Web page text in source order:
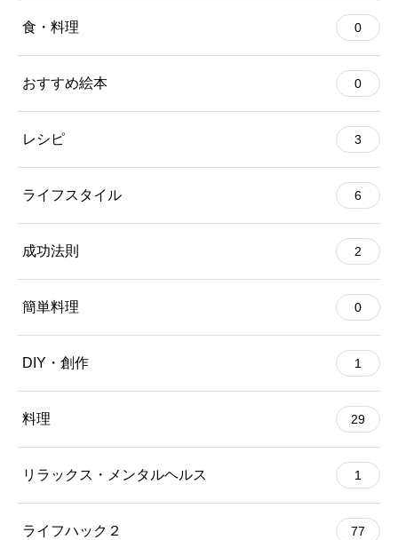
食・料理 0
おすすめ絵本 0
レシピ 3
ライフスタイル 6
成功法則 2
簡単料理 0
DIY・創作 1
料理 29
リラックス・メンタルヘルス 1
ライフハック２ 77